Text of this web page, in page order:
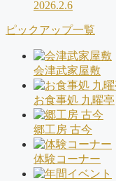
2026.2.6
ピックアップ一覧
会津武家屋敷
お食事処 九曜亭
郷工房 古今
体験コーナー